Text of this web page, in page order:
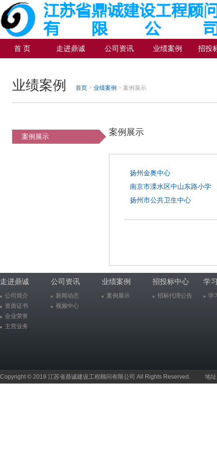
首 页 走进鼎诚 公司资讯 业绩案例 招投
业绩案例 首页 > 业绩案例 > 案例展示
案例展示 案例展示
扬州金奥中心
南京市溧水区中山东路小学
扬州市公共卫生中心
走进鼎诚
公司简介
资质证书
企业荣誉
主营业务
公司资讯
新闻动态
视频中心
业绩案例
案例展示
招投标中心
招标代理公告
学
学
Copyright © 2019 江苏省鼎诚建设工程顾问有限公司 All Rights Reserved. 地